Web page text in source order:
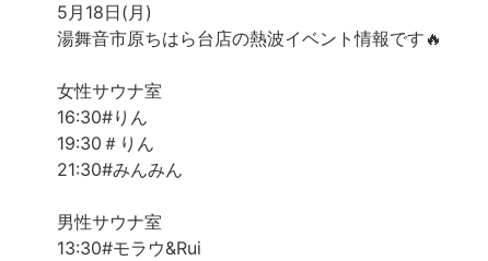
5月18日(月)
湯舞音市原ちはら台店の熱波イベント情報です🔥
女性サウナ室
16:30#りん
19:30＃りん
21:30#みんみん
男性サウナ室
13:30#モラウ&Rui